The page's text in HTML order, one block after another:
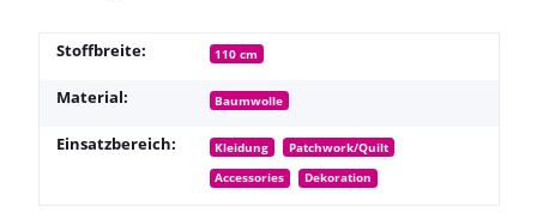
Stoffbreite: 110 cm
Material: Baumwolle
Einsatzbereich: Kleidung
Patchwork/Quilt
Accessories
Dekoration